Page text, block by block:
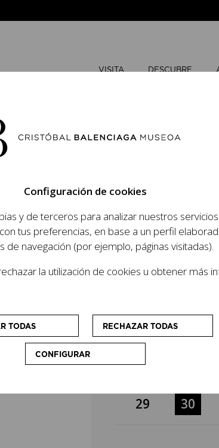
VISITA DESCUBRE
a
legado.
y
1 2
8 9
15 16
22
29 30
Configuración de cookies
y de terceros para analizar nuestros
tus preferencias, en base a un perfil
de navegación (por ejemplo, páginas visitadas).
la utilización de cookies u obtener más
TODAS RECHAZAR TODAS
CONFIGURAR